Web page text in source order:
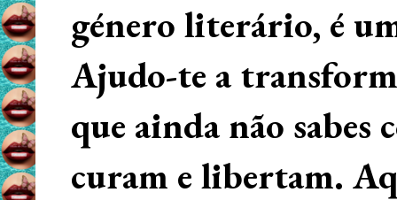
género literário, é
Ajudo-te a
que ainda não
curam e libertam.